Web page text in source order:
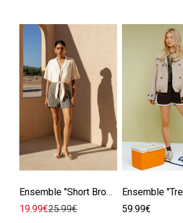
Ensemble "Short Brodé et Top"
19.99€25.99€
59.99€